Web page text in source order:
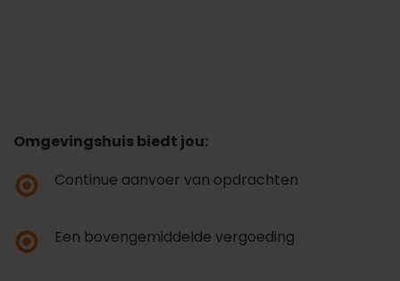
Omgevingshuis biedt jou:
Continue aanvoer van opdrachten
Een bovengemiddelde vergoeding